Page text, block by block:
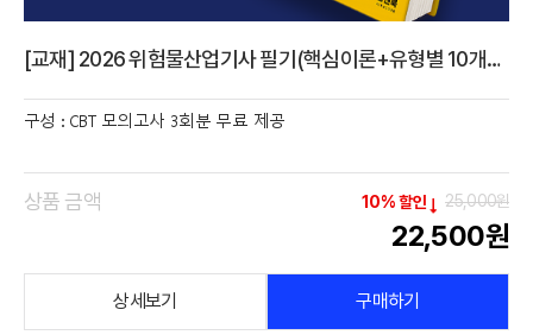
[교재] 2026 위험물산업기사 필기(핵심이론+유형별 10개년 기출)
구성 : CBT 모의고사 3회분 무료 제공
상품 금액 10% 할인 25,000원
22,500원
상세보기 구매하기